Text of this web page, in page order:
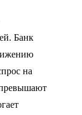
Банк
на